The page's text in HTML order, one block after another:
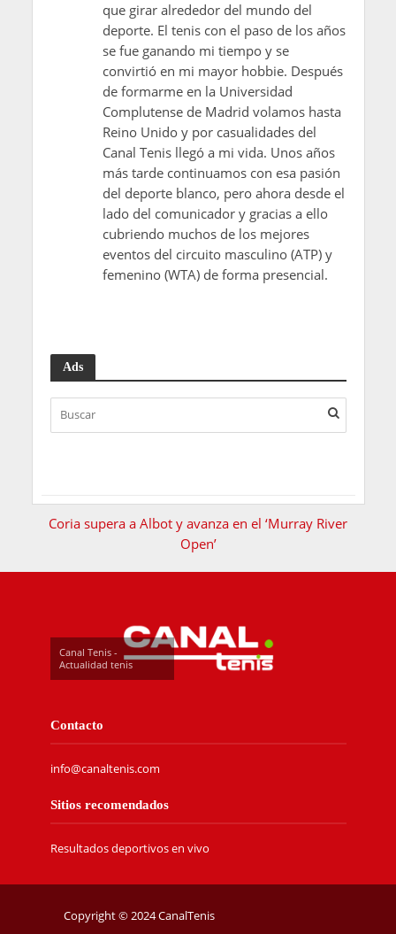
que girar alrededor del mundo del
deporte. El tenis con el paso de los años
se fue ganando mi tiempo y se
convirtió en mi mayor hobbie. Después
de formarme en la Universidad
Complutense de Madrid volamos hasta
Reino Unido y por casualidades del
Canal Tenis llegó a mi vida. Unos años
más tarde continuamos con esa pasión
del deporte blanco, pero ahora desde el
lado del comunicador y gracias a ello
cubriendo muchos de los mejores
eventos del circuito masculino (ATP) y
femenino (WTA) de forma presencial.
Ads
Coria supera a Albot y avanza en el ‘Murray River
Open’
Canal Tenis -
Actualidad tenis
Contacto
info@canaltenis.com
Sitios recomendados
Resultados deportivos en vivo
Copyright © 2024 CanalTenis